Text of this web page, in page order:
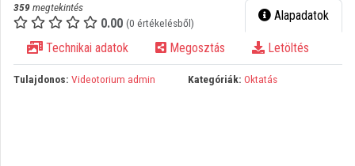
Intézményi listák
Intézmények
359megtekintés
0.00 (0 értékelésből) Alapadatok
Technikai adatok Megosztás Letöltés
Tulajdonos: Videotorium admin Kategóriák: Oktatás